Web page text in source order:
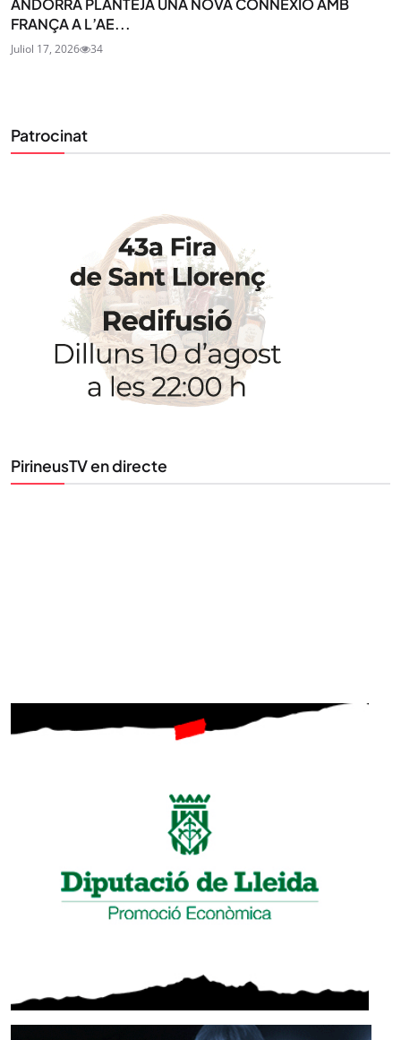
ANDORRA PLANTEJA UNA NOVA CONNEXIÓ AMB
FRANÇA A L’AE...
Juliol 17, 2026 34
Patrocinat
PirineusTV en directe
STAY UPDATED
Uneix-te al nostre butlletí
Tota l’actualitat, seleccionada i enviada directament
al teu correu. Subscriu-te al nostre butlletí i segueix
la informació que importa.